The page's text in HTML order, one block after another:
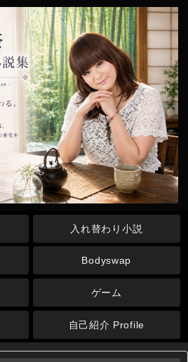
入れ替わり小説
Bodyswap
ゲーム
自己紹介 Profile